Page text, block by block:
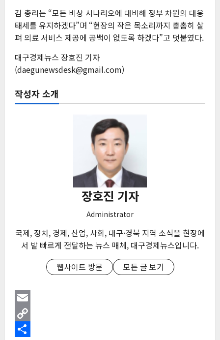
김 총리는 “모든 비상 시나리오에 대비해 정부 차원의 대응
태세를 유지하겠다”며 “현장의 작은 목소리까지 촘촘히 살
펴 의료 서비스 제공에 공백이 없도록 하겠다”고 덧붙였다.
대구경제뉴스 장호진 기자
(daegunewsdesk@gmail.com)
작성자 소개
장호진 기자
Administrator
국제, 정치, 경제, 산업, 사회, 대구·경북 지역 소식을 현장에
서 발 빠르게 전달하는 뉴스 매체, 대구경제뉴스입니다.
웹사이트 방문
모든 글 보기
Email
Copy